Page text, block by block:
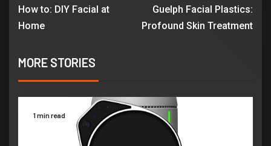
How to: DIY Facial at
Home
Guelph Facial Plastics:
Profound Skin Treatment
MORE STORIES
1 min read